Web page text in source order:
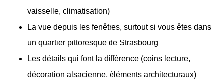
vaisselle, climatisation)
La vue depuis les fenêtres, surtout si vous êtes dans
un quartier pittoresque de Strasbourg
Les détails qui font la différence (coins lecture,
décoration alsacienne, éléments architecturaux)